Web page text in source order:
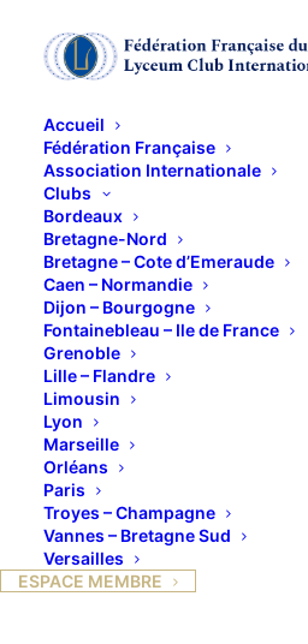
Accueil
Fédération Française
Association Internationale
Clubs
Bordeaux
Bretagne-Nord
Bretagne – Cote d’Emeraude
Caen – Normandie
Dijon – Bourgogne
Fontainebleau – Ile de France
Grenoble
Lille – Flandre
Limousin
Lyon
Marseille
Orléans
Paris
Troyes – Champagne
Vannes – Bretagne Sud
Versailles
ESPACE MEMBRE
KFé-
4 OCTOBRE